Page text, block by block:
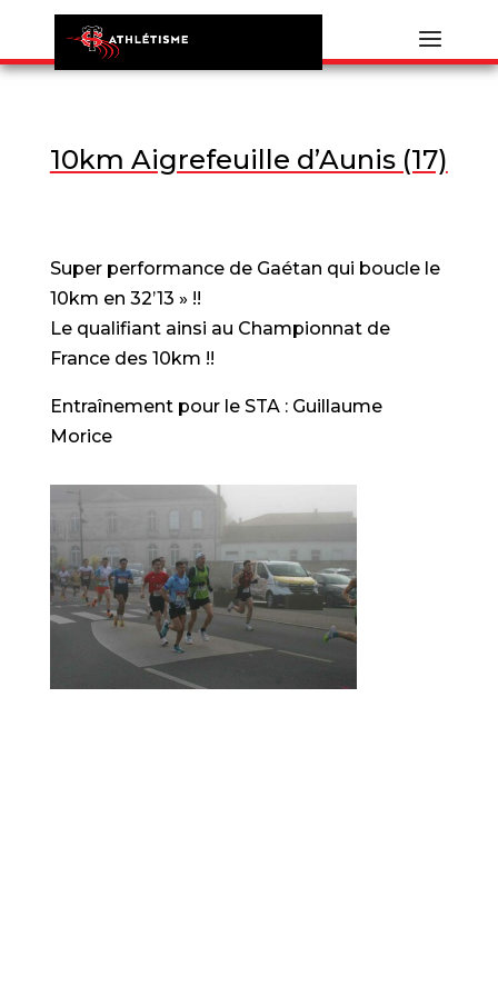
10km Aigrefeuille d’Aunis (17)
Super performance de Gaétan qui boucle le
10km en 32’13 » !!
Le qualifiant ainsi au Championnat de
France des 10km !!
Entraînement pour le STA : Guillaume
Morice